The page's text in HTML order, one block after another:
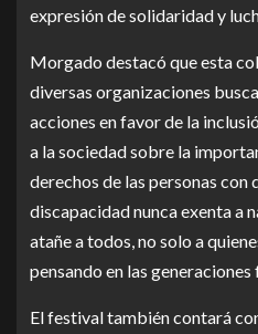
expresión de solidaridad y
Morgado destacó que esta
diversas organizaciones
acciones en favor de la
a la sociedad sobre la
derechos de las personas con
discapacidad nunca exenta a
atañe a todos, no solo a
pensando en las generaciones
El festival también contará